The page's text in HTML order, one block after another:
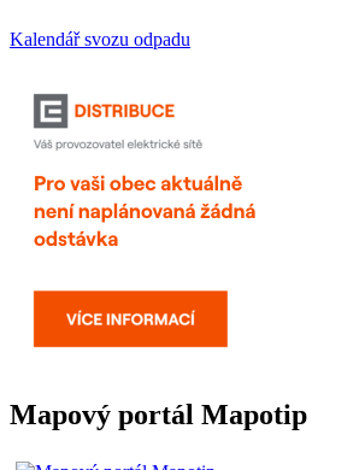
Kalendář svozu odpadu
Mapový portál Mapotip